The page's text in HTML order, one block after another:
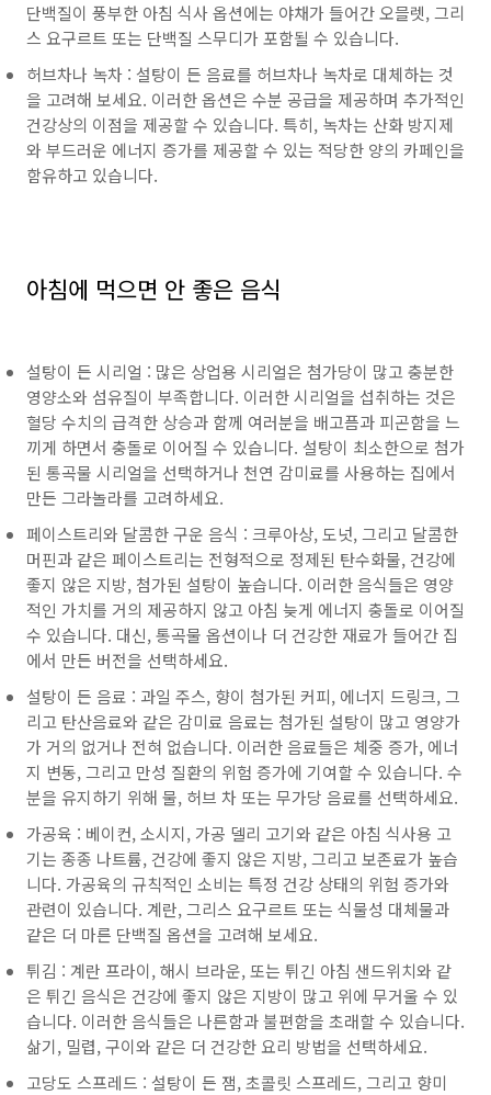
단백질이 풍부한 아침 식사 옵션에는 야채가 들어간 오믈렛, 그리
스 요구르트 또는 단백질 스무디가 포함될 수 있습니다.
허브차나 녹차 : 설탕이 든 음료를 허브차나 녹차로 대체하는 것
을 고려해 보세요. 이러한 옵션은 수분 공급을 제공하며 추가적인
건강상의 이점을 제공할 수 있습니다. 특히, 녹차는 산화 방지제
와 부드러운 에너지 증가를 제공할 수 있는 적당한 양의 카페인을
함유하고 있습니다.
아침에 먹으면 안 좋은 음식
설탕이 든 시리얼 : 많은 상업용 시리얼은 첨가당이 많고 충분한
영양소와 섬유질이 부족합니다. 이러한 시리얼을 섭취하는 것은
혈당 수치의 급격한 상승과 함께 여러분을 배고픔과 피곤함을 느
끼게 하면서 충돌로 이어질 수 있습니다. 설탕이 최소한으로 첨가
된 통곡물 시리얼을 선택하거나 천연 감미료를 사용하는 집에서
만든 그라놀라를 고려하세요.
페이스트리와 달콤한 구운 음식 : 크루아상, 도넛, 그리고 달콤한
머핀과 같은 페이스트리는 전형적으로 정제된 탄수화물, 건강에
좋지 않은 지방, 첨가된 설탕이 높습니다. 이러한 음식들은 영양
적인 가치를 거의 제공하지 않고 아침 늦게 에너지 충돌로 이어질
수 있습니다. 대신, 통곡물 옵션이나 더 건강한 재료가 들어간 집
에서 만든 버전을 선택하세요.
설탕이 든 음료 : 과일 주스, 향이 첨가된 커피, 에너지 드링크, 그
리고 탄산음료와 같은 감미료 음료는 첨가된 설탕이 많고 영양가
가 거의 없거나 전혀 없습니다. 이러한 음료들은 체중 증가, 에너
지 변동, 그리고 만성 질환의 위험 증가에 기여할 수 있습니다. 수
분을 유지하기 위해 물, 허브 차 또는 무가당 음료를 선택하세요.
가공육 : 베이컨, 소시지, 가공 델리 고기와 같은 아침 식사용 고
기는 종종 나트륨, 건강에 좋지 않은 지방, 그리고 보존료가 높습
니다. 가공육의 규칙적인 소비는 특정 건강 상태의 위험 증가와
관련이 있습니다. 계란, 그리스 요구르트 또는 식물성 대체물과
같은 더 마른 단백질 옵션을 고려해 보세요.
튀김 : 계란 프라이, 해시 브라운, 또는 튀긴 아침 샌드위치와 같
은 튀긴 음식은 건강에 좋지 않은 지방이 많고 위에 무거울 수 있
습니다. 이러한 음식들은 나른함과 불편함을 초래할 수 있습니다.
삶기, 밀렵, 구이와 같은 더 건강한 요리 방법을 선택하세요.
고당도 스프레드 : 설탕이 든 잼, 초콜릿 스프레드, 그리고 향미